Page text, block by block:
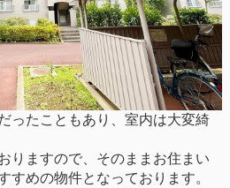
ったこともあり、室内は大変綺
りますので、そのままお住まい
すめの物件となっております。